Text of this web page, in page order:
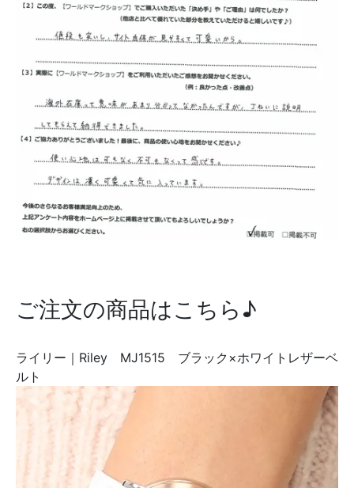
ご注文の商品はこちら♪
ライリー｜Riley MJ1515 ブラック×ホワイトレザーベ
ルト